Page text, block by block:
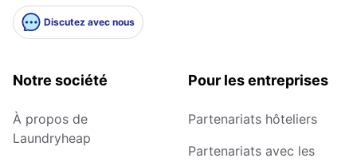
Discutez avec nous
Notre société
À propos de
Laundryheap
Pour les entreprises
Partenariats hôteliers
Partenariats avec les